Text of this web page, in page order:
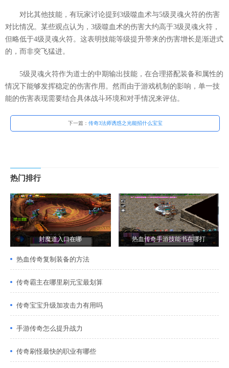
对比其他技能，有玩家讨论提到3级噬血术与5级灵魂火符的伤害
对比情况。某些观点认为，3级噬血术的伤害大约高于3级灵魂火符，
但略低于4级灵魂火符。这表明技能等级提升带来的伤害增长是渐进式
的，而非突飞猛进。
5级灵魂火符作为道士的中期输出技能，在合理搭配装备和属性的
情况下能够发挥稳定的伤害作用。然而由于游戏机制的影响，单一技
能的伤害表现需要结合具体战斗环境和对手情况来评估。
下一篇： 传奇3法师诱惑之光能招什么宝宝
热门排行
封魔道入口在哪 热血传奇手游技能书在哪打
热血传奇复制装备的方法
传奇霸主在哪里刷元宝最划算
传奇宝宝升级加攻击力有用吗
手游传奇怎么提升战力
传奇刷怪最快的职业有哪些